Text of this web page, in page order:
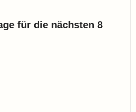
für die nächsten 8